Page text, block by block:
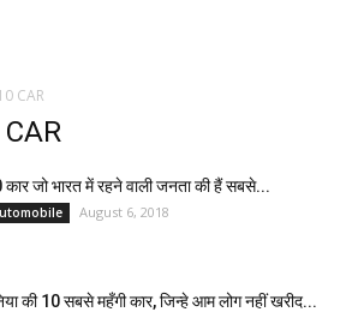
CAR
कार जो भारत में रहने वाली जनता की हैं सबसे...
August 6, 2018
की 10 सबसे महँगी कार, जिन्हे आम लोग नहीं खरीद...